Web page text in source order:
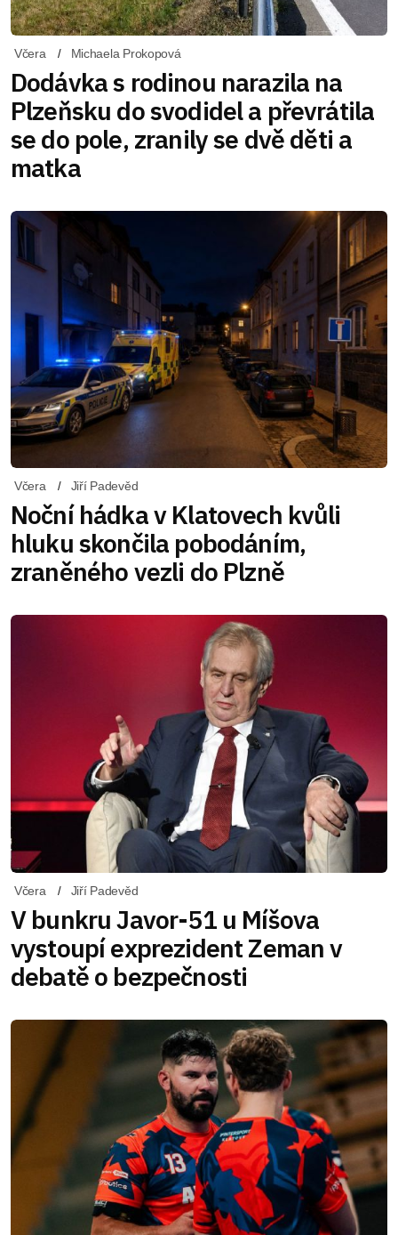
Včera Michaela Prokopová
Dodávka s rodinou narazila na
Plzeňsku do svodidel a převrátila
se do pole, zranily se dvě děti a
matka
Včera Jiří Padevěd
Noční hádka v Klatovech kvůli
hluku skončila pobodáním,
zraněného vezli do Plzně
Včera Jiří Padevěd
V bunkru Javor-51 u Míšova
vystoupí exprezident Zeman v
debatě o bezpečnosti